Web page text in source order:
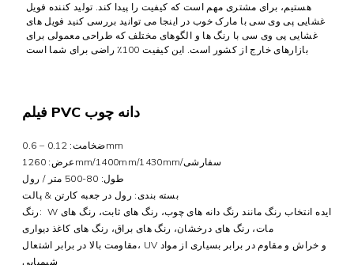
هستیم، برای مشتری مهم است که کیفیت را پیدا کند. تولید کننده فویل
غشایی پی وی سیبا مارک خوب در اینجا می توانید بررسی کنید فویل های
غشایی پی وی سی با رنگ ها و الگوهای مختلف که طراحی معمولی برای
فیلم PVC دانه چوب
ضخامت: 0.12 – 0.6mm
عرض: 1260mm/1400mm/1430mm/سفارشی
طول: 80-500 متر / رول
بسته بندی: رول در جعبه کارتن & پالت
رنگ: W ایده انتخاب رنگ مانند رنگ دانه های چوب، رنگ های ثابت، رنگ های
مات، رنگ های درخشان، رنگ های براق، رنگ های کاغذ دیواری
مقاومت بالا در برابر اشتعال، UV و خراش و مقاوم در برابر بسیاری از مواد
شیمیایی